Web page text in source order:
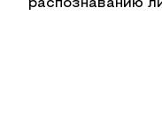
распознаванию